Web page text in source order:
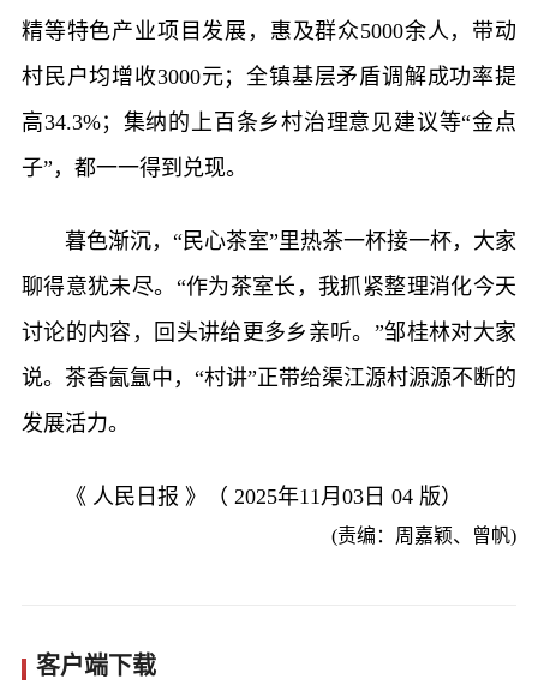
精等特色产业项目发展，惠及群众5000余人，带动
村民户均增收3000元；全镇基层矛盾调解成功率提
高34.3%；集纳的上百条乡村治理意见建议等“金点
子”，都一一得到兑现。
暮色渐沉，“民心茶室”里热茶一杯接一杯，大家
聊得意犹未尽。“作为茶室长，我抓紧整理消化今天
讨论的内容，回头讲给更多乡亲听。”邹桂林对大家
说。茶香氤氲中，“村讲”正带给渠江源村源源不断的
发展活力。
《 人民日报 》（ 2025年11月03日 04 版）
(责编：周嘉颖、曾帆)
客户端下载